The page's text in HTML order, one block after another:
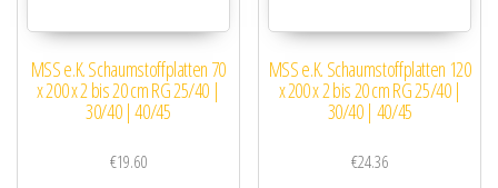
MSS e.K. Schaumstoffplatten 70
x 200 x 2 bis 20 cm RG 25/40 |
30/40 | 40/45
€19.60
MSS e.K. Schaumstoffplatten 120
x 200 x 2 bis 20 cm RG 25/40 |
30/40 | 40/45
€24.36